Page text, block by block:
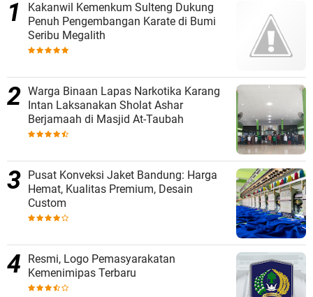
Kakanwil Kemenkum Sulteng Dukung
Penuh Pengembangan Karate di Bumi
Seribu Megalith
Warga Binaan Lapas Narkotika Karang
Intan Laksanakan Sholat Ashar
Berjamaah di Masjid At-Taubah
Pusat Konveksi Jaket Bandung: Harga
Hemat, Kualitas Premium, Desain
Custom
Resmi, Logo Pemasyarakatan
Kemenimipas Terbaru